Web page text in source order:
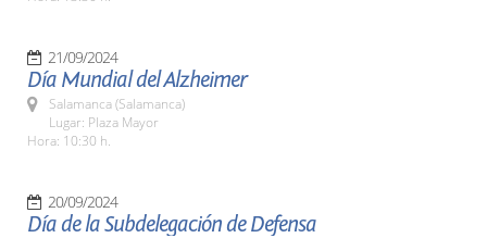
21/09/2024
Día Mundial del Alzheimer
Salamanca (Salamanca)
Lugar: Plaza Mayor
Hora: 10:30 h.
20/09/2024
Día de la Subdelegación de Defensa